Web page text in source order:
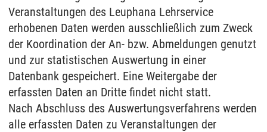
Veranstaltungen des Leuphana Lehrservice
erhobenen Daten werden ausschließlich zum Zweck
der Koordination der An- bzw. Abmeldungen genutzt
und zur statistischen Auswertung in einer
Datenbank gespeichert. Eine Weitergabe der
erfassten Daten an Dritte findet nicht statt.
Nach Abschluss des Auswertungsverfahrens werden
alle erfassten Daten zu Veranstaltungen der